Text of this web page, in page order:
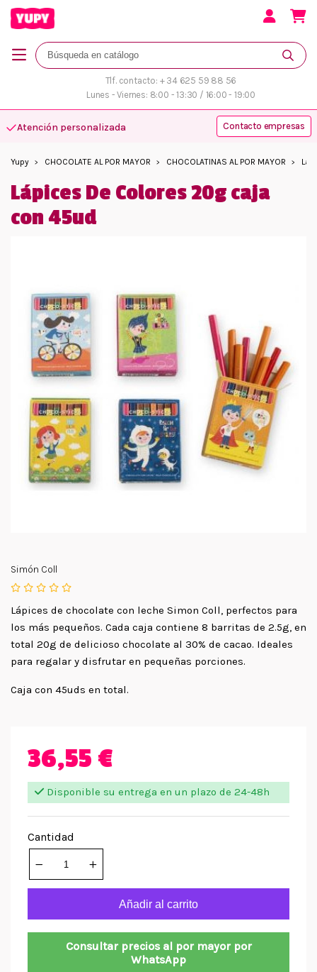
Tlf. contacto: + 34 625 59 88 56
Lunes - Viernes: 8:00 - 13:30 / 16:00 - 19:00
Atención personalizada Contacto empresas
Yupy CHOCOLATE AL POR MAYOR CHOCOLATINAS AL POR MAYOR
Lápices De Colores 20g caja
con 45ud
Simón Coll
Lápices de chocolate con leche Simon Coll, perfectos para
los más pequeños. Cada caja contiene 8 barritas de 2.5g, en
total 20g de delicioso chocolate al 30% de cacao. Ideales
para regalar y disfrutar en pequeñas porciones.
Caja con 45uds en total.
36,55 €
Disponible su entrega en un plazo de 24-48h
Cantidad
Añadir al carrito
Consultar precios al por mayor por
WhatsApp